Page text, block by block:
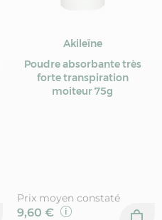
Akileïne
Poudre absorbante très
forte transpiration
moiteur 75g
Prix moyen constaté
9,60 €